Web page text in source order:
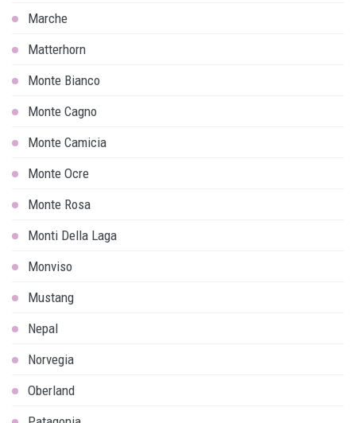
Marche
Matterhorn
Monte Bianco
Monte Cagno
Monte Camicia
Monte Ocre
Monte Rosa
Monti Della Laga
Monviso
Mustang
Nepal
Norvegia
Oberland